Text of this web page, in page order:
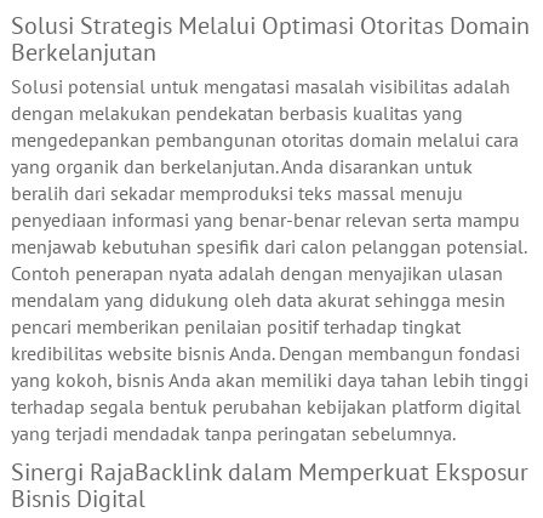
Solusi Strategis Melalui Optimasi Otoritas Domain
Berkelanjutan
Solusi potensial untuk mengatasi masalah visibilitas adalah
dengan melakukan pendekatan berbasis kualitas yang
mengedepankan pembangunan otoritas domain melalui cara
yang organik dan berkelanjutan. Anda disarankan untuk
beralih dari sekadar memproduksi teks massal menuju
penyediaan informasi yang benar-benar relevan serta mampu
menjawab kebutuhan spesifik dari calon pelanggan potensial.
Contoh penerapan nyata adalah dengan menyajikan ulasan
mendalam yang didukung oleh data akurat sehingga mesin
pencari memberikan penilaian positif terhadap tingkat
kredibilitas website bisnis Anda. Dengan membangun fondasi
yang kokoh, bisnis Anda akan memiliki daya tahan lebih tinggi
terhadap segala bentuk perubahan kebijakan platform digital
yang terjadi mendadak tanpa peringatan sebelumnya.
Sinergi RajaBacklink dalam Memperkuat Eksposur
Bisnis Digital